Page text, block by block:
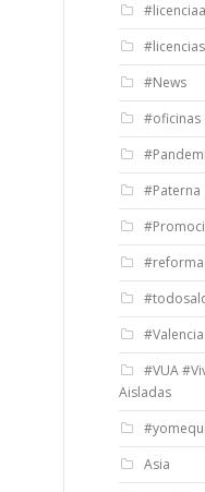
#licencias
#News
#oficinas
#Paterna
#reforma
#Valencia
#VUA
Aisladas
Asia